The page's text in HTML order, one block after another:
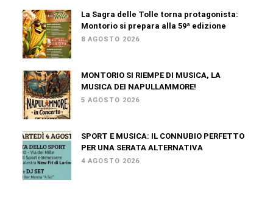
La Sagra delle Tolle torna protagonista:
Montorio si prepara alla 59ª edizione
8 AGOSTO 2026
MONTORIO SI RIEMPE DI MUSICA, LA
MUSICA DEI NAPULLAMMORE!
5 AGOSTO 2026
SPORT E MUSICA: IL CONNUBIO PERFETTO
PER UNA SERATA ALTERNATIVA
4 AGOSTO 2026